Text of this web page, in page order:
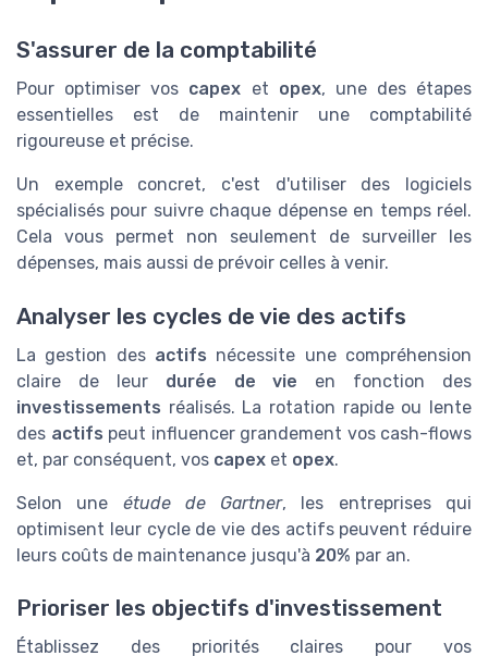
S'assurer de la comptabilité
Pour optimiser vos capex et opex, une des étapes
essentielles est de maintenir une comptabilité
rigoureuse et précise.
Un exemple concret, c'est d'utiliser des logiciels
spécialisés pour suivre chaque dépense en temps réel.
Cela vous permet non seulement de surveiller les
dépenses, mais aussi de prévoir celles à venir.
Analyser les cycles de vie des actifs
La gestion des actifs nécessite une compréhension
claire de leur durée de vie en fonction des
investissements réalisés. La rotation rapide ou lente
des actifs peut influencer grandement vos cash-flows
et, par conséquent, vos capex et opex.
Selon une étude de Gartner, les entreprises qui
optimisent leur cycle de vie des actifs peuvent réduire
leurs coûts de maintenance jusqu'à 20% par an.
Prioriser les objectifs d'investissement
Établissez des priorités claires pour vos